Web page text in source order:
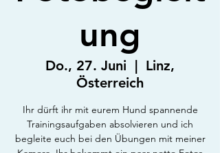
ung
Do., 27. Juni
  |
Linz,
Österreich
Ihr dürft ihr mit eurem Hund spannende
Trainingsaufgaben absolvieren und ich
begleite euch bei den Übungen mit meiner